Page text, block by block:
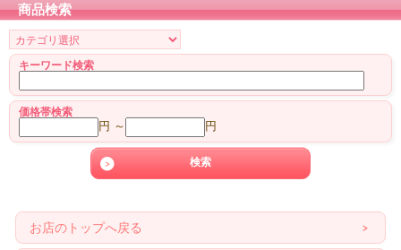
商品検索
キーワード検索
価格帯検索
円 ～ 円
お店のトップへ戻る